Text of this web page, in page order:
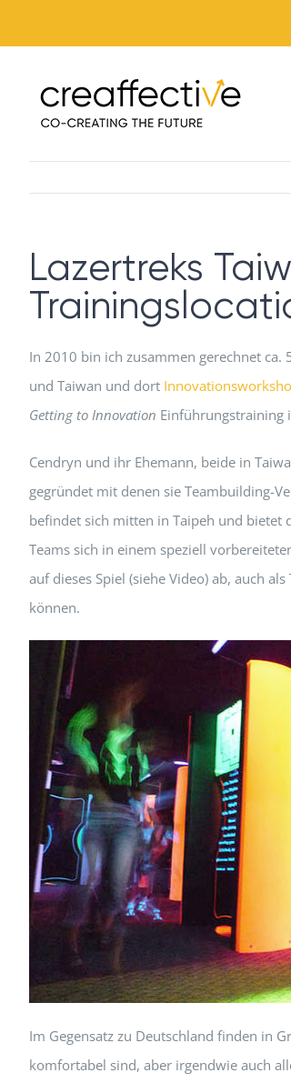
Inhalt
Lazertreks
In 2010 bin ich zusammen gerechnet ca.
und Taiwan und dort
Getting to Innovation Einführungstraining
Cendryn und ihr Ehemann, beide in
gegründet mit denen sie Teambuilding-
befindet sich mitten in Taipeh und bietet
Teams sich in einem speziell
auf dieses Spiel (siehe Video) ab, auch
können.
Im Gegensatz zu Deutschland finden in
komfortabel sind, aber irgendwie auch